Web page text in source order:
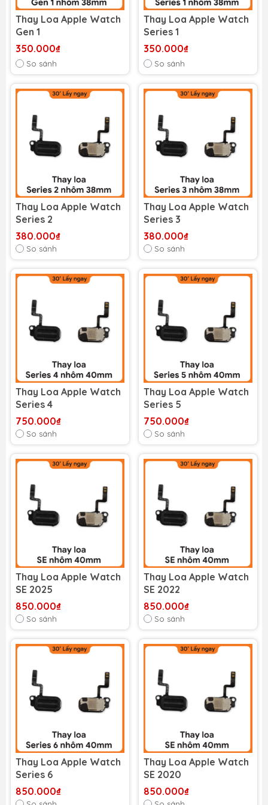
Thay Loa Apple Watch
Gen 1
350.000₫
So sánh
Thay Loa Apple Watch
Series 1
350.000₫
So sánh
Thay Loa Apple Watch
Series 2
380.000₫
So sánh
Thay Loa Apple Watch
Series 3
380.000₫
So sánh
Thay Loa Apple Watch
Series 4
750.000₫
So sánh
Thay Loa Apple Watch
Series 5
750.000₫
So sánh
Thay Loa Apple Watch
SE 2025
850.000₫
So sánh
Thay Loa Apple Watch
SE 2022
850.000₫
So sánh
Thay Loa Apple Watch
Series 6
850.000₫
Thay Loa Apple Watch
SE 2020
850.000₫